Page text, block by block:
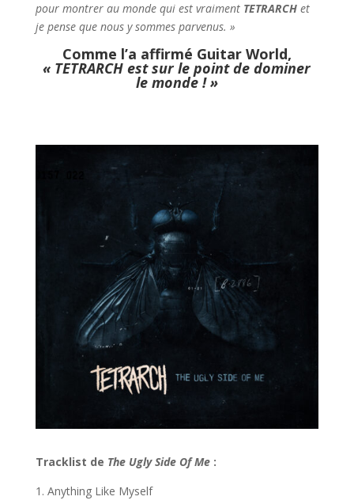
pour montrer au monde qui est vraiment TETRARCH et
je pense que nous y sommes parvenus. »
Comme l’a affirmé Guitar World,
« TETRARCH est sur le point de dominer
le monde ! »
Tracklist de The Ugly Side Of Me :
1. Anything Like Myself